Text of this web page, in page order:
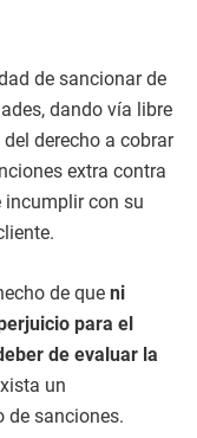
de sancionar de
dando vía libre
derecho a cobrar
extra contra
incumplir con su
de que ni
para el
de evaluar la
un
de sanciones.